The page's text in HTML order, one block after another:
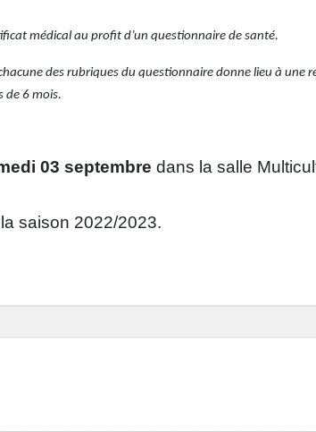
médical au profit d’un questionnaire de santé.
des rubriques du questionnaire donne lieu à une
de 6 mois.
03 septembre dans la salle
saison 2022/2023.